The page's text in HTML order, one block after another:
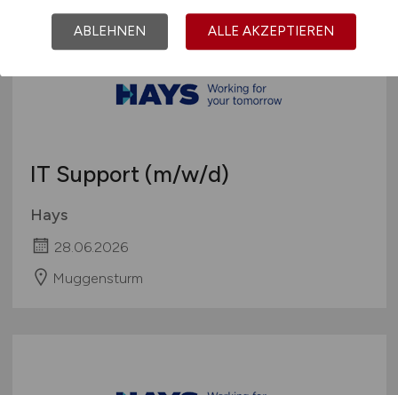
IT Support (m/w/d)
Hays
28.06.2026
Muggensturm
ABLEHNEN ALLE AKZEPTIEREN